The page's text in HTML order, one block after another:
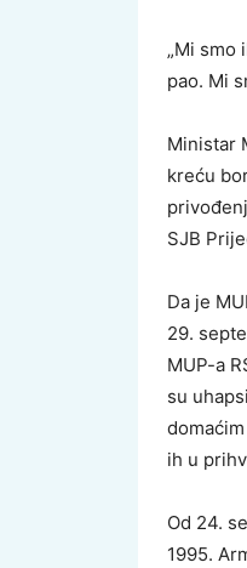
„Mi smo
pao. Mi
Ministar
kreću
SJB
Da je
29.
MUP-a
su
ih u
Od 24.
1995.